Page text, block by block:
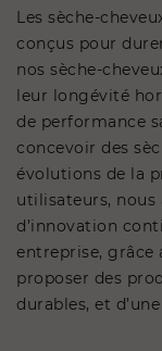
Les sèche-
conçus pour
nos sèche-
leur longévité
de performance
concevoir des
évolutions de la
utilisateurs, nous
d’innovation
entreprise, grâce
proposer des
durables, et